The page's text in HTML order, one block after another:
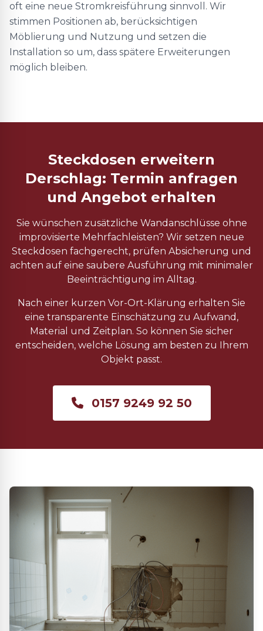
oft eine neue Stromkreisführung sinnvoll. Wir
stimmen Positionen ab, berücksichtigen
Möblierung und Nutzung und setzen die
Installation so um, dass spätere Erweiterungen
möglich bleiben.
Steckdosen erweitern
Derschlag: Termin anfragen
und Angebot erhalten
Sie wünschen zusätzliche Wandanschlüsse ohne
improvisierte Mehrfachleisten? Wir setzen neue
Steckdosen fachgerecht, prüfen Absicherung und
achten auf eine saubere Ausführung mit minimaler
Beeinträchtigung im Alltag.
Nach einer kurzen Vor-Ort-Klärung erhalten Sie
eine transparente Einschätzung zu Aufwand,
Material und Zeitplan. So können Sie sicher
entscheiden, welche Lösung am besten zu Ihrem
Objekt passt.
0157 9249 92 50